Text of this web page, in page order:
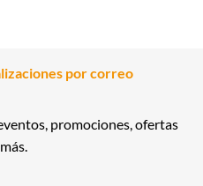
por correo
promociones, ofertas